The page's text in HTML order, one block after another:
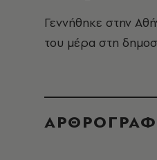
Γεννήθηκε στην
του μέρα στη